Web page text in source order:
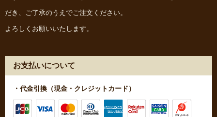
だき、ご了承のうえでご注文ください。
よろしくお願いいたします。
お支払いについて
・代金引換（現金・クレジットカード）